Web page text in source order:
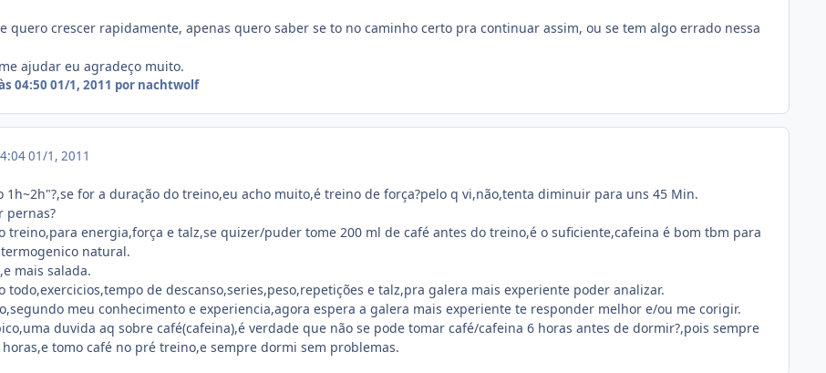
quero crescer rapidamente, apenas quero saber se to no caminho certo pra continuar assim, ou se tem algo errado nessa
ajudar eu agradeço muito.
04:50 01/1, 2011 por nachtwolf
01/1, 2011
1h~2h"?,se for a duração do treino,eu acho muito,é treino de força?pelo q vi,não,tenta diminuir para uns 45 Min.
pernas?
treino,para energia,força e talz,se quizer/puder tome 200 ml de café antes do treino,é o suficiente,cafeina é bom tbm para
natural.
mais salada.
todo,exercicios,tempo de descanso,series,peso,repetições e talz,pra galera mais experiente poder analizar.
meu conhecimento e experiencia,agora espera a galera mais experiente te responder melhor e/ou me corigir.
duvida aq sobre café(cafeina),é verdade que não se pode tomar café/cafeina 6 horas antes de dormir?,pois sempre
tomo café no pré treino,e sempre dormi sem problemas.